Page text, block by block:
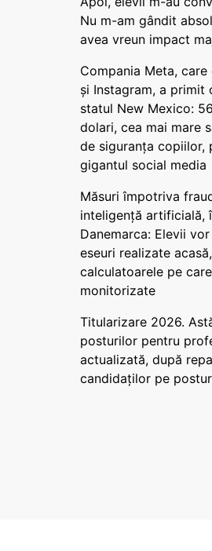
Nu m-am gândit
avea vreun impact
Compania Meta,
și Instagram, a primit
statul New Mexico:
dolari, cea mai mare
de siguranța copiilor,
gigantul social media
Măsuri împotriva
inteligență artificială,
Danemarca: Elevii
eseuri realizate
calculatoarele pe
monitorizate
Titularizare 2026.
posturilor pentru
actualizată, după
candidaților pe